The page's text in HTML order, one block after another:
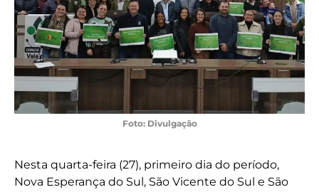
Foto: Divulgação
Nesta quarta-feira (27), primeiro dia do período,
Nova Esperança do Sul, São Vicente do Sul e São